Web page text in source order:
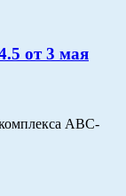
от 3 мая
АВС-